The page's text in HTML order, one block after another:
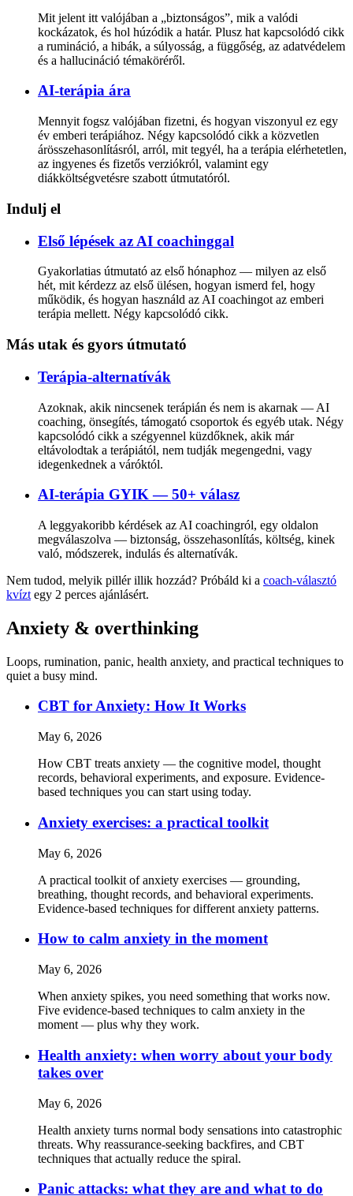
Mit jelent itt valójában a „biztonságos”, mik a valódi
kockázatok, és hol húzódik a határ. Plusz hat kapcsolódó cikk
a rumináció, a hibák, a súlyosság, a függőség, az adatvédelem
és a hallucináció témaköréről.
AI-terápia ára
Mennyit fogsz valójában fizetni, és hogyan viszonyul ez egy
év emberi terápiához. Négy kapcsolódó cikk a közvetlen
árösszehasonlításról, arról, mit tegyél, ha a terápia elérhetetlen,
az ingyenes és fizetős verziókról, valamint egy
diákköltségvetésre szabott útmutatóról.
Indulj el
Első lépések az AI coachinggal
Gyakorlatias útmutató az első hónaphoz — milyen az első
hét, mit kérdezz az első ülésen, hogyan ismerd fel, hogy
működik, és hogyan használd az AI coachingot az emberi
terápia mellett. Négy kapcsolódó cikk.
Más utak és gyors útmutató
Terápia-alternatívák
Azoknak, akik nincsenek terápián és nem is akarnak — AI
coaching, önsegítés, támogató csoportok és egyéb utak. Négy
kapcsolódó cikk a szégyennel küzdőknek, akik már
eltávolodtak a terápiától, nem tudják megengedni, vagy
idegenkednek a váróktól.
AI-terápia GYIK — 50+ válasz
A leggyakoribb kérdések az AI coachingról, egy oldalon
megválaszolva — biztonság, összehasonlítás, költség, kinek
való, módszerek, indulás és alternatívák.
Nem tudod, melyik pillér illik hozzád? Próbáld ki a coach-választó
kvízt egy 2 perces ajánlásért.
Anxiety & overthinking
Loops, rumination, panic, health anxiety, and practical techniques to
quiet a busy mind.
CBT for Anxiety: How It Works
May 6, 2026
How CBT treats anxiety — the cognitive model, thought
records, behavioral experiments, and exposure. Evidence-
based techniques you can start using today.
Anxiety exercises: a practical toolkit
May 6, 2026
A practical toolkit of anxiety exercises — grounding,
breathing, thought records, and behavioral experiments.
Evidence-based techniques for different anxiety patterns.
How to calm anxiety in the moment
May 6, 2026
When anxiety spikes, you need something that works now.
Five evidence-based techniques to calm anxiety in the
moment — plus why they work.
Health anxiety: when worry about your body
takes over
May 6, 2026
Health anxiety turns normal body sensations into catastrophic
threats. Why reassurance-seeking backfires, and CBT
techniques that actually reduce the spiral.
Panic attacks: what they are and what to do